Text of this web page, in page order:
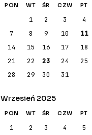
PON WT ŚR CZW PT
1 2 3 4
7
8 9 10 11
14
15 16 17 18
21
22 23 24 25
28
29 30 31
Wrzesień 2025
PON WT ŚR CZW PT
1 2 3 4 5